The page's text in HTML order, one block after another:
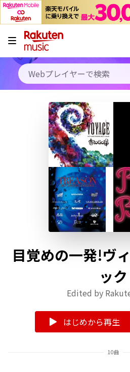
キャンペーン
料金プラン
使い方
初回30日間無料お試し
目覚めの一発!ヴ
ック
Edited by
はじめから再生
10曲